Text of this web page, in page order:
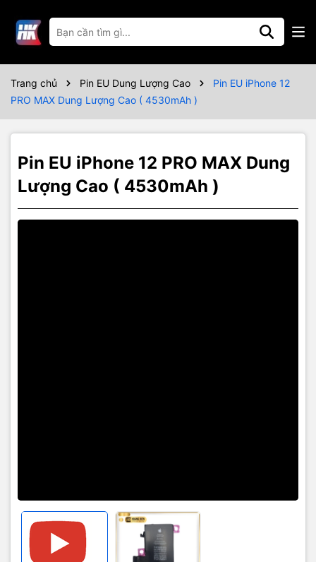
Trang chủ Pin EU Dung Lượng Cao
Pin EU iPhone 12
PRO MAX Dung Lượng Cao ( 4530mAh )
Pin EU iPhone 12 PRO MAX Dung
Lượng Cao ( 4530mAh )
Thông số kỹ thuật